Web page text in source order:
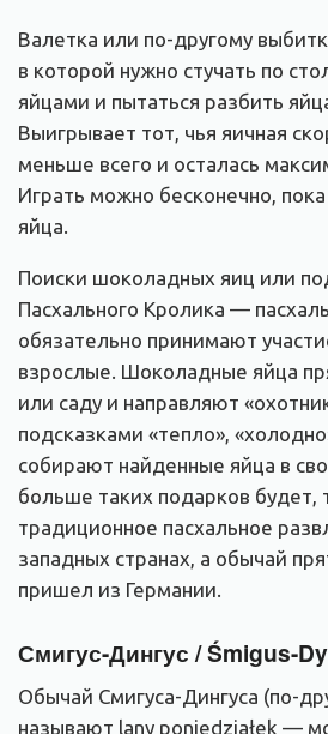
Валетка или по-другому
в которой нужно стучать по
яйцами и пытаться разбить
Выигрывает тот, чья яичная
меньше всего и осталась
Играть можно бесконечно, пока
яйца.
Поиски шоколадных яиц или
Пасхального Кролика —
обязательно принимают
взрослые. Шоколадные яйца
или саду и направляют
подсказками «тепло»,
собирают найденные яйца в
больше таких подарков будет,
традиционное пасхальное
западных странах, а обычай
пришел из Германии.
Смигус-Дингус / Śmigus-
Обычай Смигуса-Дингуса (по-
называют lany poniedziałek —